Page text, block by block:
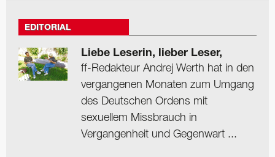
EDITORIAL
Liebe Leserin, lieber Leser,
ff-Redakteur Andrej Werth hat in den
vergangenen Monaten zum Umgang
des Deutschen Ordens mit
sexuellem Missbrauch in
Vergangenheit und Gegenwart ...